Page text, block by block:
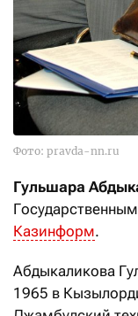
Фото: pravda-nn.ru
Гульшара
Казинформ.
Абдыкаликова
1965 в